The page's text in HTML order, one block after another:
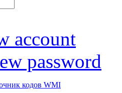
account
password
кодов WMI